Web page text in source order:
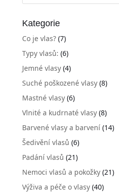
Kategorie
Co je vlas?(7)
Typy vlasů: (6)
Jemné vlasy(4)
Suché poškozené vlasy(8)
Mastné vlasy(6)
Vlnité a kudrnaté vlasy(8)
Barvené vlasy a barvení(14)
Šedivění vlasů (6)
Padání vlasů (21)
Nemoci vlasů a pokožky(21)
Výživa a péče o vlasy(40)